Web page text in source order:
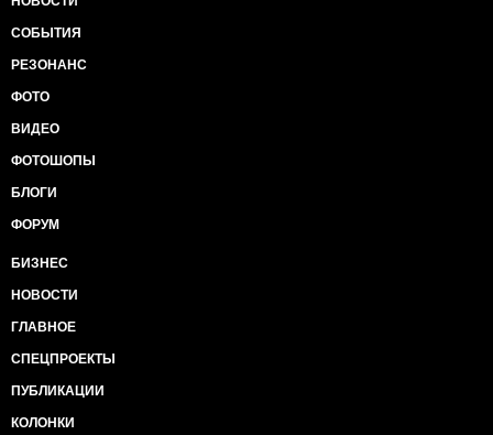
СОБЫТИЯ
РЕЗОНАНС
ФОТО
ВИДЕО
ФОТОШОПЫ
БЛОГИ
ФОРУМ
БИЗНЕС
НОВОСТИ
ГЛАВНОЕ
СПЕЦПРОЕКТЫ
ПУБЛИКАЦИИ
КОЛОНКИ